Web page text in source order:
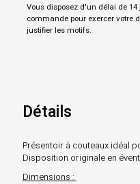
Vous disposez d'un délai de
commande pour exercer votre
justifier les motifs.
Détails
Présentoir à couteauxidéal
Disposition originale en
Dimensions :